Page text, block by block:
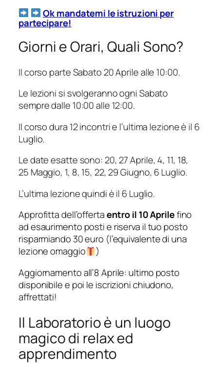
Ok mandatemi le istruzioni per
partecipare!
Giorni e Orari, Quali Sono?
Il corso parte Sabato 20 Aprile alle 10:00.
Le lezioni si svolgeranno ogni Sabato
sempre dalle 10:00 alle 12:00.
Il corso dura 12 incontri e l’ultima lezione è il 6
Luglio.
Le date esatte sono: 20, 27 Aprile, 4, 11, 18,
25 Maggio, 1, 8, 15, 22, 29 Giugno, 6 Luglio.
L’ultima lezione quindi è il 6 Luglio.
Approfitta dell’offertaentro il 10 Aprilefino
ad esaurimento posti e riserva il tuo posto
risparmiando 30 euro (l’equivalente di una
lezione omaggio
)
Aggiornamento all’8 Aprile: ultimo posto
disponibilee poi le iscrizioni chiudono,
affrettati!
Il Laboratorio è un luogo
magico di relax ed
apprendimento